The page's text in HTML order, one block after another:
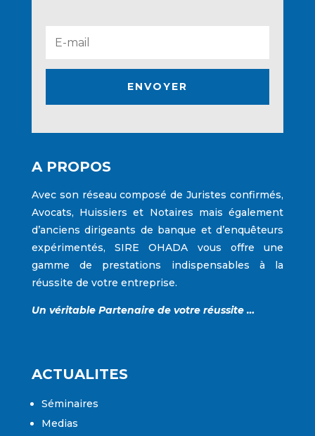
ENVOYER
A PROPOS
Avec son réseau composé de Juristes confirmés,
Avocats, Huissiers et Notaires mais également
d’anciens dirigeants de banque et d’enquêteurs
expérimentés,SIRE OHADA vous offre une
gamme de prestations indispensables à la
réussite de votre entreprise.
Un véritable Partenaire de votre réussite …
ACTUALITES
Séminaires
Medias